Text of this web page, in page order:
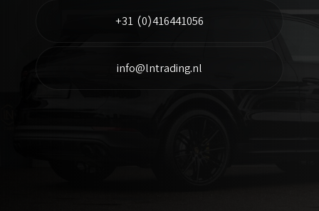
+31 (0)416441056
info@lntrading.nl